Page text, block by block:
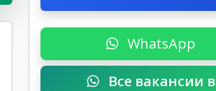
WhatsApp
Все вакансии в